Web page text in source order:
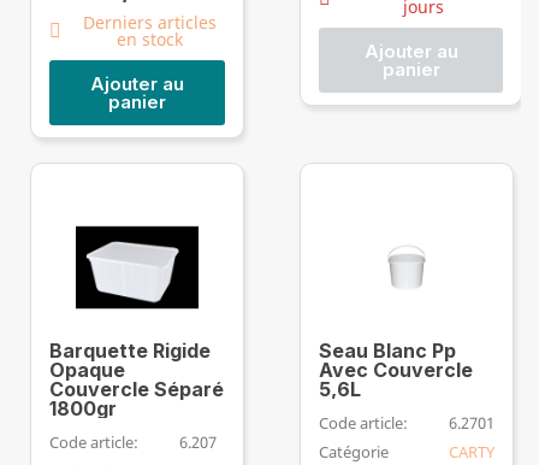
Derniers articles
en stock
Ajouter au
panier
jours
Ajouter au
panier
Barquette Rigide
Opaque
Couvercle Séparé
1800gr
Code article:
6.207
Seau Blanc Pp
Avec Couvercle
5,6L
Code article:
6.2701
Catégorie
CARTY